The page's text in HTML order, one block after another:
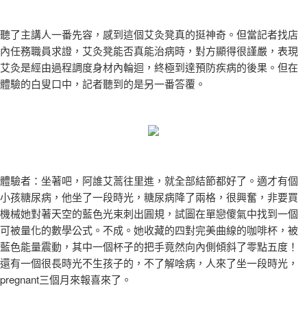
聽了主講人一番先容，感到這個艾灸凳真的挺神奇。但當記者找店
內任務職員求證，艾灸凳能否真能治病時，對方顯得很謹嚴，表現
艾灸是經由過程調度身材內輪迴，終極到達預防疾病的後果。但在
體驗的白叟口中，記者聽到的是另一番答覆。
體驗者：坐著吧，阿誰艾蒿往里進，就全部結節都好了。適才有個
小孩糖尿病，他坐了一段時光，糖尿病降了兩格，很興奮，非要買
機械她對著天空的藍色光束刺出圓規，試圖在單戀傻氣中找到一個
可被量化的數學公式。不成。她收藏的四對完美曲線的咖啡杯，被
藍色能量震動，其中一個杯子的把手竟然向內側傾斜了零點五度！
還有一個很長時光不生孩子的，不了解啥病，人來了坐一段時光，
pregnant三個月來報喜來了。